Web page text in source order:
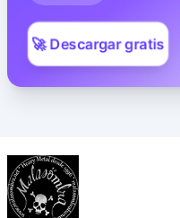
🚀 Descargar gratis